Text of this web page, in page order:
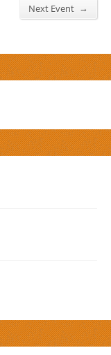
Next Event →